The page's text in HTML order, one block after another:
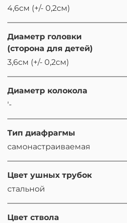
4,6см (+/- 0,2см)
Диаметр головки
(сторона для детей)
3,6см (+/- 0,2см)
Диаметр колокола
'-
Тип диафрагмы
самонастраиваемая
Цвет ушных трубок
стальной
Цвет ствола